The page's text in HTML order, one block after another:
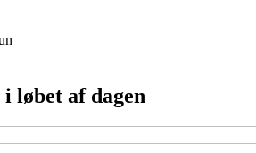
løbet af dagen